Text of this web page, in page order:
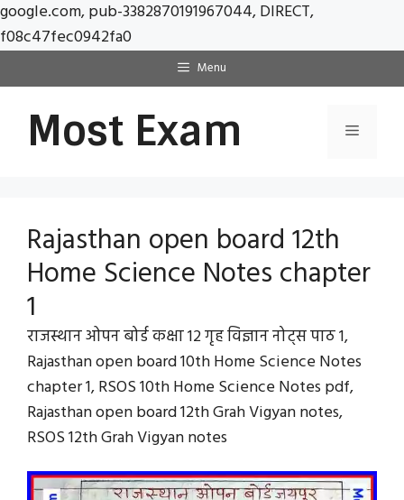
google.com, pub-3382870191967044, DIRECT,
f08c47fec0942fa0Skip
content
Menu
Most Exam Menu
Rajasthan open board 12th
Home Science Notes chapter
1
राजस्थान ओपन बोर्ड कक्षा 12 गृह विज्ञान नोट्स पाठ 1,
Rajasthan open board 10th Home Science Notes
chapter 1, RSOS 10th Home Science Notes pdf,
Rajasthan open board 12th Grah Vigyan notes,
RSOS 12th Grah Vigyan notes